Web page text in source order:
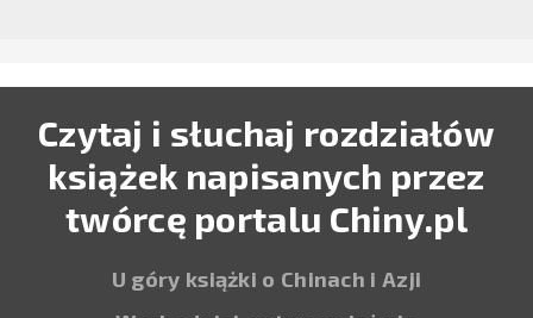
Czytaj i słuchaj rozdziałów
książek napisanych przez
twórcę portalu Chiny.pl
U góry książki o Chinach i Azji